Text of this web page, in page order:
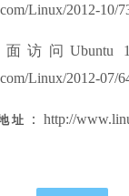
Linux/2012-10/
面访问Ubuntu
Linux/2012-07/
址
：http://